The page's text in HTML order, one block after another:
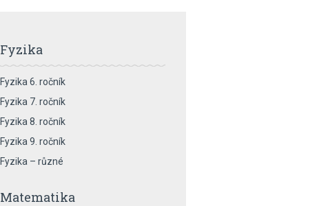
Fyzika
Fyzika 6. ročník
Fyzika 7. ročník
Fyzika 8. ročník
Fyzika 9. ročník
Fyzika – různé
Matematika